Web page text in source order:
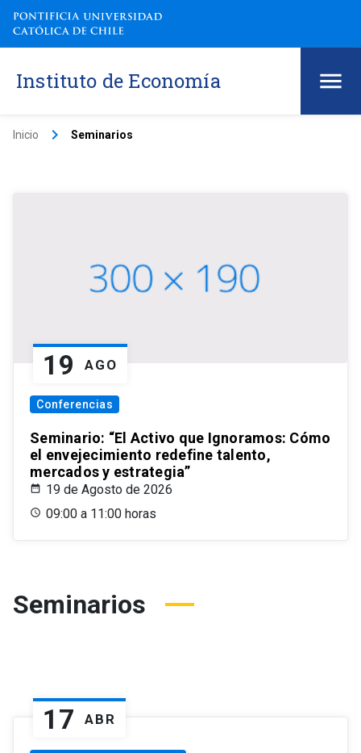
Instituto de Economía
Inicio keyboard_arrow_right Seminarios
19 AGO
Conferencias
Seminario: “El Activo que Ignoramos: Cómo
el envejecimiento redefine talento,
mercados y estrategia”
19 de Agosto de 2026
09:00 a 11:00 horas
Seminarios
17 ABR